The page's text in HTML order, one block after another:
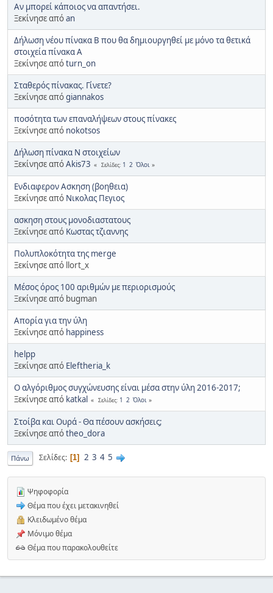
Αν μπορεί κάποιος να απαντήσει.
Ξεκίνησε απόan
Δήλωση νέου πίνακα Β που θα δημιουργηθεί με μόνο τα θετικά
στοιχεία πίνακα Α
Ξεκίνησε απόturn_on
Σταθερός πίνακας. Γίνετε?
Ξεκίνησε απόgiannakos
ποσότητα των επαναλήψεων στους πίνακες
Ξεκίνησε από nokotsos
Δήλωση πίνακα Ν στοιχείων
Ξεκίνησε απόAkis73 Σελίδες 1 2 Όλοι
Ενδιαφερον Ασκηση (βοηθεια)
Ξεκίνησε από Νικολας Πεγιος
ασκηση στους μονοδιαστατους
Ξεκίνησε από Κωστας τζιαννης
Πολυπλοκότητα της merge
Ξεκίνησε από llort_x
Μέσος όρος 100 αριθμών με περιορισμούς
Ξεκίνησε από bugman
Απορία για την ύλη
Ξεκίνησε από happiness
helpp
Ξεκίνησε από Eleftheria_k
Ο αλγόριθμος συγχώνευσης είναι μέσα στην ύλη 2016-2017;
Ξεκίνησε από katkal Σελίδες 1 2 Όλοι
Στοίβα και Ουρά - Θα πέσουν ασκήσεις;
Ξεκίνησε απόtheo_dora
Πάνω Σελίδες 1 2 3 4 5
Ψηφοφορία
Θέμα που έχει μετακινηθεί
Κλειδωμένο θέμα
Μόνιμο θέμα
Θέμα που παρακολουθείτε